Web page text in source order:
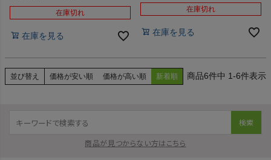
インフィット INFIT
オン On
在庫切れ
在庫を見る
在庫切れ
在庫を見る
並び替え 価格が安い順 価格が高い順 新着順 6件中 1-6件表示
検索
商品が見つからない方はこちら